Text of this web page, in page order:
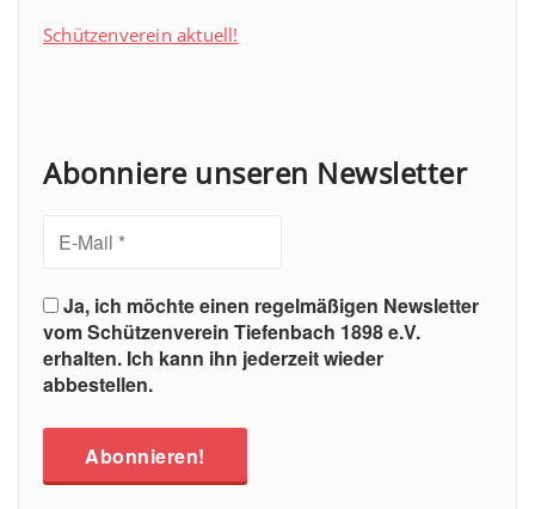
Schützenverein aktuell!
Abonniere unseren Newsletter
Ja, ich möchte einen regelmäßigen Newsletter
vom Schützenverein Tiefenbach 1898 e.V.
erhalten. Ich kann ihn jederzeit wieder
abbestellen.